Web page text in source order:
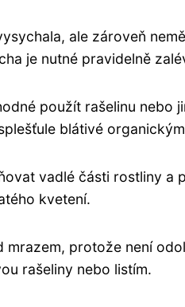
ale zároveň
je nutné pravidelně
použít rašelinu nebo
blátivé
vadlé části rostliny a
kvetení.
protože není
rašeliny nebo listím.